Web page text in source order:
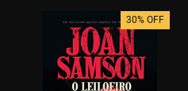
30% OFF